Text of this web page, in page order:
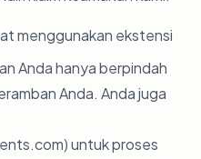
menggunakan ekstensi
Anda hanya berpindah
Anda. Anda juga
untuk proses